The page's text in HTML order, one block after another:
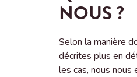
NOUS ?
Selon la manière
décrites plus en
les cas, nous